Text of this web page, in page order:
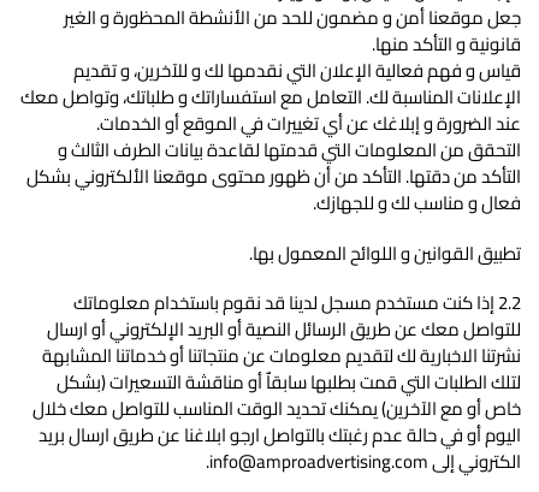
جعل موقعنا أمن و مضمون للحد من الأنشطة المحظورة و الغير
قانونية و التأكد منها.
قياس و فهم فعالية الإعلان التي نقدمها لك و للآخرين، و تقديم
الإعلانات المناسبة لك. التعامل مع استفساراتك و طلباتك، وتواصل معك
عند الضرورة و إبلاغك عن أي تغييرات في الموقع أو الخدمات.
التحقق من المعلومات التي قدمتها لقاعدة بيانات الطرف الثالث و
التأكد من دقتها. التأكد من أن ظهور محتوى موقعنا الألكتروني بشكل
فعال و مناسب لك و للجهازك.
تطبيق القوانين و اللوائح المعمول بها.
2.2 إذا كنت مستخدم مسجل لدينا قد نقوم باستخدام معلوماتك
للتواصل معك عن طريق الرسائل النصية أو البريد الإلكتروني أو ارسال
نشرتنا الاخبارية لك لتقديم معلومات عن منتجاتنا أو خدماتنا المشابهة
لتلك الطلبات التي قمت بطلبها سابقاٌ أو مناقشة التسعيرات (بشكل
خاص أو مع الآخرين) يمكنك تحديد الوقت المناسب للتواصل معك خلال
اليوم أو في حالة عدم رغبتك بالتواصل ارجو ابلاغنا عن طريق ارسال بريد
الكتروني إلى info@amproadvertising.com.